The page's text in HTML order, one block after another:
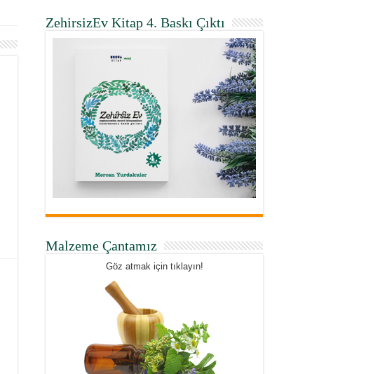
ZehirsizEv Kitap 4. Baskı Çıktı
Malzeme Çantamız
Göz atmak için tıklayın!